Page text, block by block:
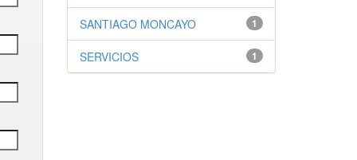
1
SANTIAGO MONCAYO
1
SERVICIOS